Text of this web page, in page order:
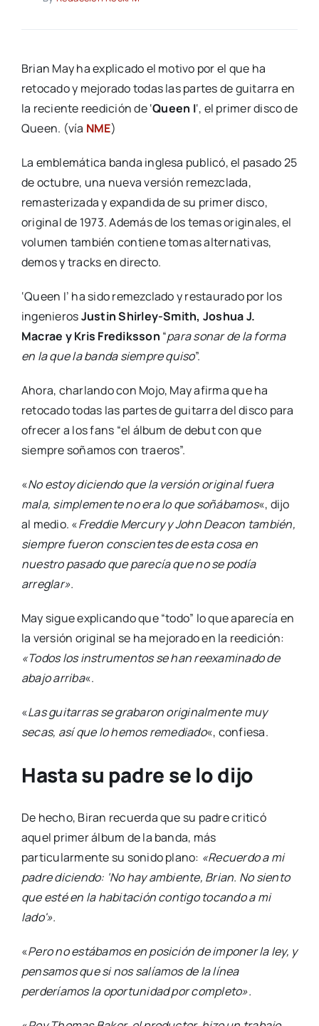
Brian May ha explicado el motivo por el que ha
retocado y mejorado todas las partes de guitarra en
la reciente reedición de ‘Queen I‘, el primer disco de
Queen. (vía NME)
La emblemática banda inglesa publicó, el pasado 25
de octubre, una nueva versión remezclada,
remasterizada y expandida de su primer disco,
original de 1973. Además de los temas originales, el
volumen también contiene tomas alternativas,
demos y tracks en directo.
‘Queen I’ ha sido remezclado y restaurado por los
ingenierosJustin Shirley-Smith, Joshua J.
Macrae y Kris Frediksson “para sonar de la forma
en la que la banda siempre quiso”.
Ahora, charlando con Mojo, May afirma que ha
retocado todas las partes de guitarra del disco para
ofrecer a los fans “el álbum de debut con que
siempre soñamos con traeros”.
«No estoy diciendo que la versión original fuera
mala, simplemente no era lo que soñábamos«, dijo
al medio. «Freddie Mercury y John Deacon también,
siempre fueron conscientes de esta cosa en
nuestro pasado que parecía que no se podía
arreglar».
May sigue explicando que “todo” lo que aparecía en
la versión original se ha mejorado en la reedición:
«Todos los instrumentos se han reexaminado de
abajo arriba«.
«Las guitarras se grabaron originalmente muy
secas, así que lo hemos remediado«, confiesa.
Hasta su padre se lo dijo
De hecho, Biran recuerda que su padre criticó
aquel primer álbum de la banda, más
particularmente su sonido plano: «Recuerdo a mi
padre diciendo: ‘No hay ambiente, Brian. No siento
que esté en la habitación contigo tocando a mi
lado'».
«Pero no estábamos en posición de imponer la ley, y
pensamos que si nos salíamos de la línea
perderíamos la oportunidad por completo».